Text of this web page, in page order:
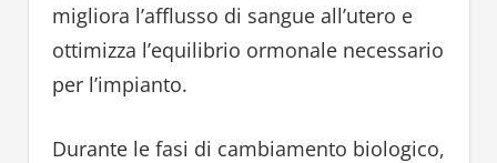
migliora l’afflusso di sangue all’utero e
ottimizza l’equilibrio ormonale necessario
per l’impianto.
Durante le fasi di cambiamento biologico,